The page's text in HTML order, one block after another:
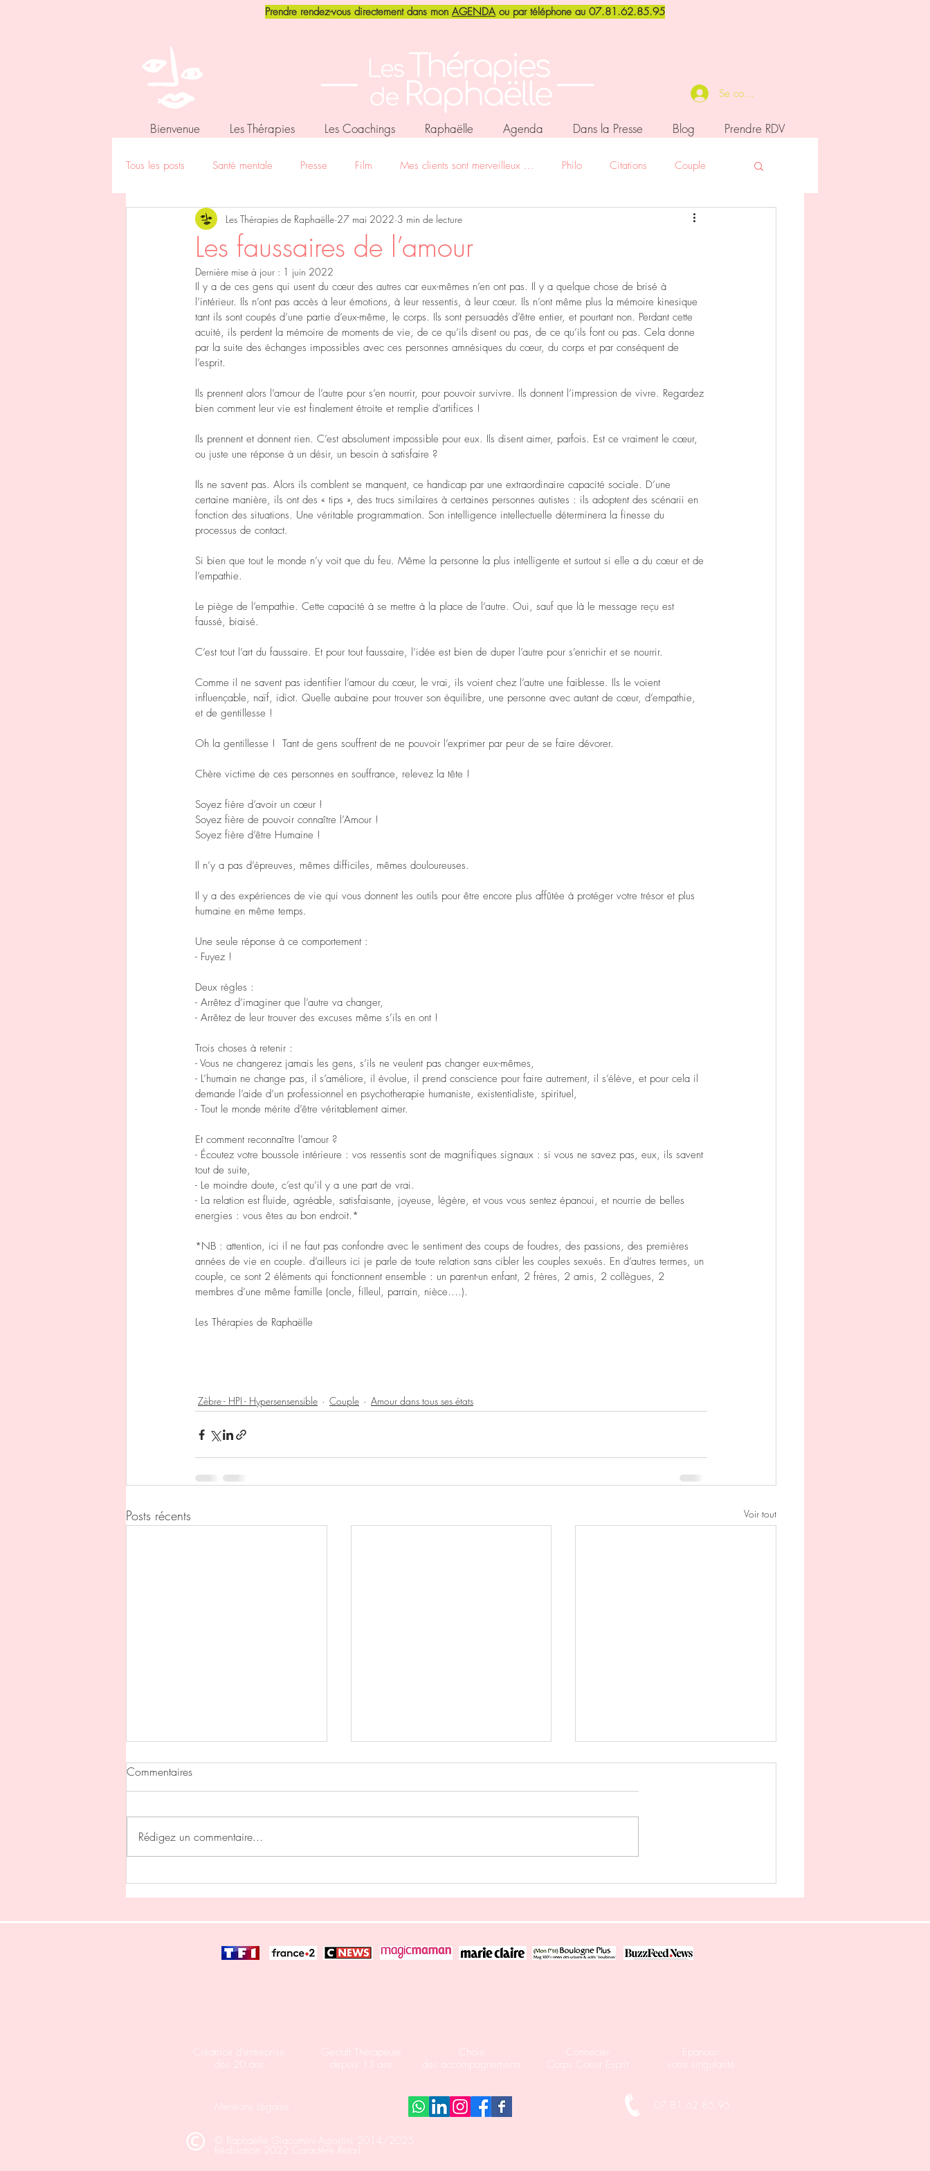
Prendre rendez-vous directement dans mon AGENDA ou par téléphone au 07.81.62.85.95
Se connecter
Bienvenue Les Thérapies Les Coachings Raphaëlle Agenda Dans la Presse Blog Prendre RDV
Tous les posts Santé mentale Presse Film Mes clients sont merveilleux ... Philo Citations Couple
Zèbre - HPI - Hypersensensible Stage - Retraite - Vacances
Mes conseils hygiènes et santé Confinement
Amour dans tous ses états Estime de soi Stress Anxiété Famille Argent
Les faussaires de l’amour
Les Thérapies de Raphaëlle 27 mai 2022 3 min de lecture
Dernière mise à jour : 1 juin 2022
Il y a de ces gens qui usent du cœur des autres car eux-mêmes n’en ont pas. Il y a quelque chose de brisé à
l’intérieur. Ils n’ont pas accès à leur émotions, à leur ressentis, à leur cœur. Ils n’ont même plus la mémoire kinesique
tant ils sont coupés d’une partie d’eux-même, le corps. Ils sont persuadés d’être entier, et pourtant non. Perdant cette
acuité, ils perdent la mémoire de moments de vie, de ce qu’ils disent ou pas, de ce qu’ils font ou pas. Cela donne
par la suite des échanges impossibles avec ces personnes amnésiques du cœur, du corps et par conséquent de
l’esprit.
Ils prennent alors l’amour de l’autre pour s’en nourrir, pour pouvoir survivre. Ils donnent l’impression de vivre. Regardez
bien comment leur vie est finalement étroite et remplie d’artifices !
Ils prennent et donnent rien. C’est absolument impossible pour eux. Ils disent aimer, parfois. Est ce vraiment le cœur,
ou juste une réponse à un désir, un besoin à satisfaire ?
Ils ne savent pas. Alors ils comblent se manquent, ce handicap par une extraordinaire capacité sociale. D’une
certaine manière, ils ont des « tips », des trucs similaires à certaines personnes autistes : ils adoptent des scénarii en
fonction des situations. Une véritable programmation. Son intelligence intellectuelle déterminera la finesse du
processus de contact.
Si bien que tout le monde n’y voit que du feu. Même la personne la plus intelligente et surtout si elle a du cœur et de
l’empathie.
Le piège de l’empathie. Cette capacité à se mettre à la place de l’autre. Oui, sauf que là le message reçu est
faussé, biaisé.
C’est tout l’art du faussaire. Et pour tout faussaire, l’idée est bien de duper l’autre pour s’enrichir et se nourrir.
Comme il ne savent pas identifier l’amour du cœur, le vrai, ils voient chez l’autre une faiblesse. Ils le voient
influençable, naïf, idiot. Quelle aubaine pour trouver son équilibre, une personne avec autant de cœur, d’empathie,
et de gentillesse !
Oh la gentillesse !  Tant de gens souffrent de ne pouvoir l’exprimer par peur de se faire dévorer.
Chère victime de ces personnes en souffrance, relevez la tête !
Soyez fière d’avoir un cœur !
Soyez fière de pouvoir connaître l’Amour !
Soyez fière d’être Humaine !
Il n’y a pas d’épreuves, mêmes difficiles, mêmes douloureuses.
Il y a des expériences de vie qui vous donnent les outils pour être encore plus affûtée à protéger votre trésor et plus
humaine en même temps.
Une seule réponse à ce comportement :
- Fuyez !
Deux règles :
- Arrêtez d’imaginer que l’autre va changer,
- Arrêtez de leur trouver des excuses même s’ils en ont !
Trois choses à retenir :
- Vous ne changerez jamais les gens, s’ils ne veulent pas changer eux-mêmes,
- L’humain ne change pas, il s’améliore, il évolue, il prend conscience pour faire autrement, il s’élève, et pour cela il
demande l’aide d’un professionnel en psychotherapie humaniste, existentialiste, spirituel,
- Tout le monde mérite d’être véritablement aimer.
Et comment reconnaître l’amour ?
- Écoutez votre boussole intérieure : vos ressentis sont de magnifiques signaux : si vous ne savez pas, eux, ils savent
tout de suite,
- Le moindre doute, c’est qu’il y a une part de vrai.
- La relation est fluide, agréable, satisfaisante, joyeuse, légère, et vous vous sentez épanoui, et nourrie de belles
energies : vous êtes au bon endroit.*
*NB : attention, ici il ne faut pas confondre avec le sentiment des coups de foudres, des passions, des premières
années de vie en couple. d’ailleurs ici je parle de toute relation sans cibler les couples sexués. En d’autres termes, un
couple, ce sont 2 éléments qui fonctionnent ensemble : un parent-un enfant, 2 frères, 2 amis, 2 collègues, 2
membres d’une même famille (oncle, filleul, parrain, nièce….).
Les Thérapies de Raphaëlle
Zèbre - HPI - Hypersensensible Couple Amour dans tous ses états
Posts récents Voir tout
JOURNÉE SANTÉ MENTALE
2025
Déconfinement : des couples
mis à l’épreuve au JT20 de
Commentaires
Rédigez un commentaire...
Créatrice d'entreprise
dès 20 ans
Gestalt Thérapeute
depuis 13 ans
Choix
des accompagnements
Connecter
Corps Coeur Esprit
Epanouir
votre singularité
Mentions Légales 07.81.62.85.95
© Raphaëlle Giacomini-Agostini 2014/2025
Réalisation 2022 Caractère Retail